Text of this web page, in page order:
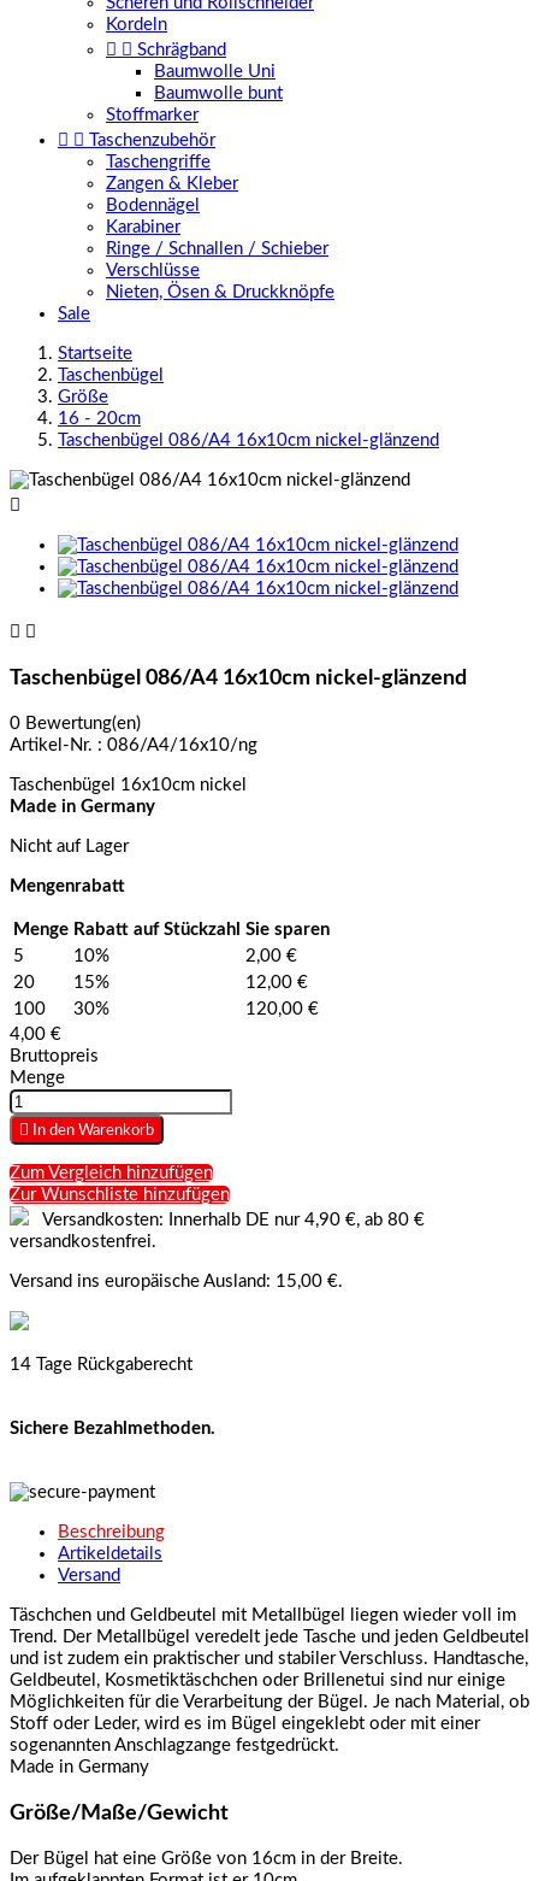
Kordeln
  Schrägband
Baumwolle Uni
Baumwolle bunt
Stoffmarker
 
Taschenzubehör
Taschengriffe
Zangen & Kleber
Bodennägel
Karabiner
Ringe / Schnallen / Schieber
Verschlüsse
Nieten, Ösen & Druckknöpfe
Sale
Startseite
Taschenbügel
Größe
16 - 20cm
Taschenbügel 086/A4 16x10cm nickel-glänzend

 
Taschenbügel 086/A4 16x10cm nickel-glänzend
0 Bewertung(en)
Artikel-Nr. : 086/A4/16x10/ng
Taschenbügel 16x10cm nickel
Made in Germany
Nicht auf Lager
Mengenrabatt
Menge Rabatt auf Stückzahl Sie sparen
5
10%
2,00 €
20
15%
12,00 €
100
30%
120,00 €
4,00 €
Bruttopreis
Menge
 In den Warenkorb
Zum Vergleich hinzufügen
Zur Wunschliste hinzufügen
Versandkosten: Innerhalb DE nur 4,90 €, ab 80 €
versandkostenfrei.
Versand ins europäische Ausland: 15,00 €.
14 Tage Rückgaberecht
Sichere Bezahlmethoden.
Beschreibung
Artikeldetails
Versand
Täschchen und Geldbeutel mit Metallbügel liegen wieder voll im
Trend. Der Metallbügel veredelt jede Tasche und jeden Geldbeutel
und ist zudem ein praktischer und stabiler Verschluss. Handtasche,
Geldbeutel, Kosmetiktäschchen oder Brillenetui sind nur einige
Möglichkeiten für die Verarbeitung der Bügel. Je nach Material, ob
Stoff oder Leder, wird es im Bügel eingeklebt oder mit einer
sogenannten Anschlagzange festgedrückt.
Made in Germany
Größe/Maße/Gewicht
Der Bügel hat eine Größe von 16cm in der Breite.